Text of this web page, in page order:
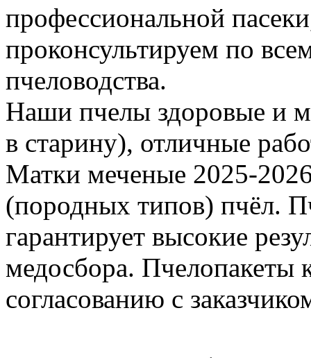
профессиональной
проконсультируем по
пчеловодства.
Наши пчелы здоровые и
в старину), отличные
Матки меченые 2025-
(породных типов) пчёл.
гарантирует высокие
медосбора. Пчелопакеты
согласованию с